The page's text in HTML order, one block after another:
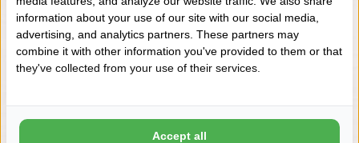
NIEUWSBRIEF
Wilt u op de hoogte blijven?
Word lid van onze mailinglijst:
information about your use of our site with our social media,
advertising, and analytics partners. These partners may
combine it with other information you've provided to them or that
they've collected from your use of their services.
Accept all